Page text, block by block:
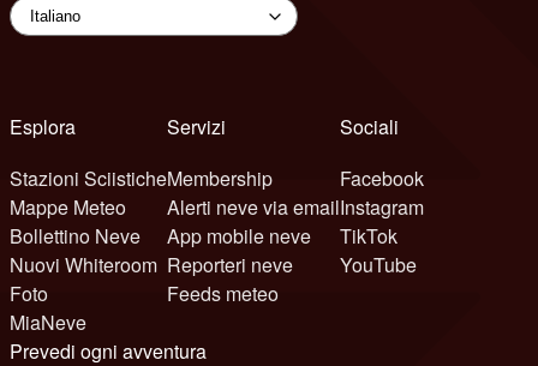
Esplora
Stazioni Sciistiche
Mappe Meteo
Bollettino Neve
Nuovi Whiteroom
Foto
MiaNeve
Servizi
Membership
Alerti neve via email
App mobile neve
Reporteri neve
Feeds meteo
Sociali
Facebook
Instagram
TikTok
YouTube
Prevedi ogni avventura